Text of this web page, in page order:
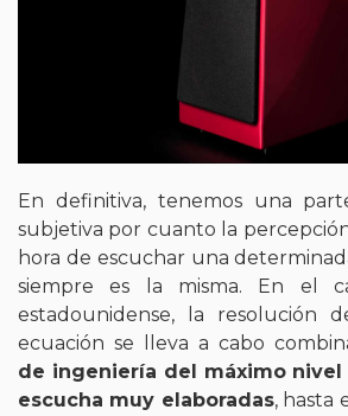
En definitiva, tenemos una
subjetiva por cuanto la
hora de escuchar una
siempre es la misma. En el
estadounidense, la resolución
ecuación se lleva a cabo
de ingeniería del máximo nivel
escucha muy elaboradas, hasta